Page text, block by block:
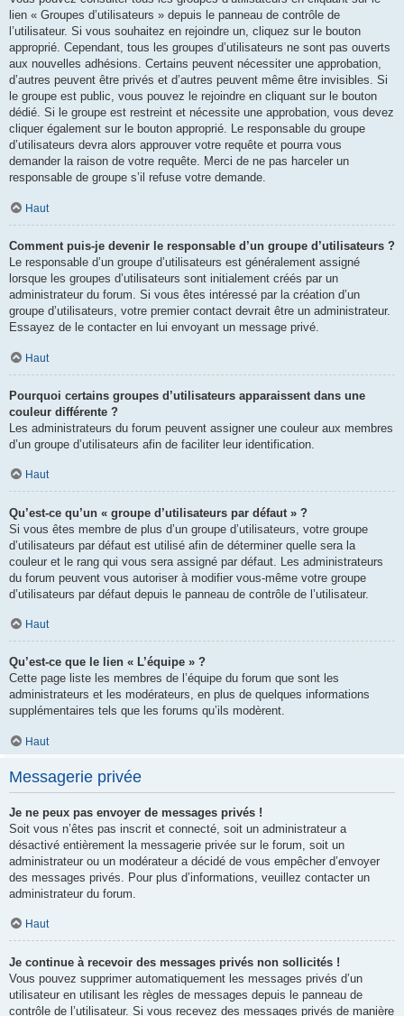
lien « Groupes d’utilisateurs » depuis le panneau de contrôle de
l’utilisateur. Si vous souhaitez en rejoindre un, cliquez sur le bouton
approprié. Cependant, tous les groupes d’utilisateurs ne sont pas ouverts
aux nouvelles adhésions. Certains peuvent nécessiter une approbation,
d’autres peuvent être privés et d’autres peuvent même être invisibles. Si
le groupe est public, vous pouvez le rejoindre en cliquant sur le bouton
dédié. Si le groupe est restreint et nécessite une approbation, vous devez
cliquer également sur le bouton approprié. Le responsable du groupe
d’utilisateurs devra alors approuver votre requête et pourra vous
demander la raison de votre requête. Merci de ne pas harceler un
responsable de groupe s’il refuse votre demande.
Haut
Comment puis-je devenir le responsable d’un groupe d’utilisateurs ?
Le responsable d’un groupe d’utilisateurs est généralement assigné
lorsque les groupes d’utilisateurs sont initialement créés par un
administrateur du forum. Si vous êtes intéressé par la création d’un
groupe d’utilisateurs, votre premier contact devrait être un administrateur.
Essayez de le contacter en lui envoyant un message privé.
Haut
Pourquoi certains groupes d’utilisateurs apparaissent dans une
couleur différente ?
Les administrateurs du forum peuvent assigner une couleur aux membres
d’un groupe d’utilisateurs afin de faciliter leur identification.
Haut
Qu’est-ce qu’un « groupe d’utilisateurs par défaut » ?
Si vous êtes membre de plus d’un groupe d’utilisateurs, votre groupe
d’utilisateurs par défaut est utilisé afin de déterminer quelle sera la
couleur et le rang qui vous sera assigné par défaut. Les administrateurs
du forum peuvent vous autoriser à modifier vous-même votre groupe
d’utilisateurs par défaut depuis le panneau de contrôle de l’utilisateur.
Haut
Qu’est-ce que le lien « L’équipe » ?
Cette page liste les membres de l’équipe du forum que sont les
administrateurs et les modérateurs, en plus de quelques informations
supplémentaires tels que les forums qu’ils modèrent.
Haut
Messagerie privée
Je ne peux pas envoyer de messages privés !
Soit vous n’êtes pas inscrit et connecté, soit un administrateur a
désactivé entièrement la messagerie privée sur le forum, soit un
administrateur ou un modérateur a décidé de vous empêcher d’envoyer
des messages privés. Pour plus d’informations, veuillez contacter un
administrateur du forum.
Haut
Je continue à recevoir des messages privés non sollicités !
Vous pouvez supprimer automatiquement les messages privés d’un
utilisateur en utilisant les règles de messages depuis le panneau de
contrôle de l’utilisateur. Si vous recevez des messages privés de manière